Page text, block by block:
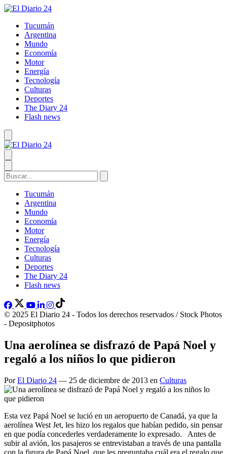
Tucumán
Argentina
Mundo
Economía
Motor
Energía
Tecnología
Culturas
Deportes
The Diary 24
Flash news
Tucumán
Argentina
Mundo
Economía
Motor
Energía
Tecnología
Culturas
Deportes
The Diary 24
Flash news
© 2025 El Diario 24 - Todos los derechos reservados / Stock Photos
- Depositphotos
Una aerolínea se disfrazó de Papá Noel y
regaló a los niños lo que pidieron
PorEl Diario 24 — 25 de diciembre de 2013 en Culturas
Esta vez Papá Noel se lució en un aeropuerto de Canadá, ya que la
aerolínea West Jet, les hizo los regalos que habían pedido, sin pensar
en que podía concederles verdaderamente lo expresado. Antes de
subir al avión, los pasajeros se entrevistaban a través de una pantalla
con la figura de Papá Noel, que les preguntaba cuál era el regalo que